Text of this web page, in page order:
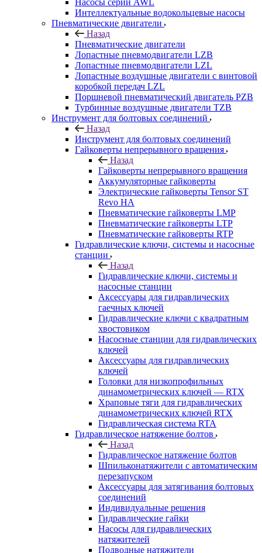
Насосы серии AWL
Интеллектуальные водокольцевые насосы
Пневматические двигатели
Назад
Пневматические двигатели
Лопастные пневмодвигатели LZB
Лопастные пневмодвигатели LZL
Лопастные воздушные двигатели с винтовой
коробкой передач LZL
Поршневой пневматический двигатель PZB
Турбинные воздушные двигатели TZB
Инструмент для болтовых соединений
Назад
Инструмент для болтовых соединений
Гайковерты непрерывного вращения
Назад
Гайковерты непрерывного вращения
Аккумуляторные гайковерты
Электрические гайковерты Tensor ST
Revo HA
Пневматические гайковерты LMP
Пневматические гайковерты LTP
Пневматические гайковерты RTP
Гидравлические ключи, системы и насосные
станции
Назад
Гидравлические ключи, системы и
насосные станции
Аксессуары для гидравлических
гаечных ключей
Гидравлические ключи с квадратным
хвостовиком
Насосные станции для гидравлических
ключей
Аксессуары для гидравлических
ключей
Головки для низкопрофильных
динамометрических ключей — RTX
Храповые тяги для гидравлических
динамометрических ключей RTX
Гидравлическая система RTA
Гидравлическое натяжение болтов
Назад
Гидравлическое натяжение болтов
Шпильконатяжители с автоматическим
перезапуском
Аксессуары для затягивания болтовых
соединений
Индивидуальные решения
Гидравлические гайки
Насосы для гидравлических
натяжителей
Подводные натяжители